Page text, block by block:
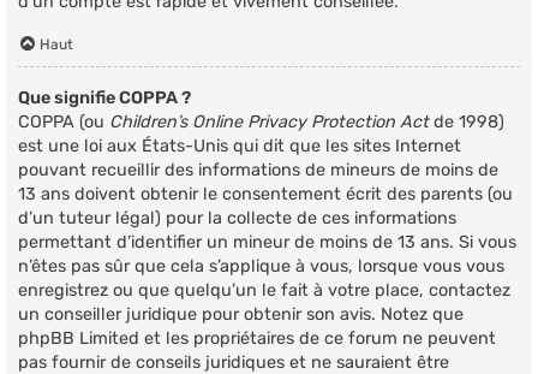
Haut
Que signifie COPPA ?
COPPA (ou Children’s Online Privacy Protection Actde 1998)
est une loi aux États-Unis qui dit que les sites Internet
pouvant recueillir des informations de mineurs de moins de
13 ans doivent obtenir le consentement écrit des parents (ou
d’un tuteur légal) pour la collecte de ces informations
permettant d’identifier un mineur de moins de 13 ans. Si vous
n’êtes pas sûr que cela s’applique à vous, lorsque vous vous
enregistrez ou que quelqu’un le fait à votre place, contactez
un conseiller juridique pour obtenir son avis. Notez que
phpBB Limited et les propriétaires de ce forum ne peuvent
pas fournir de conseils juridiques et ne sauraient être